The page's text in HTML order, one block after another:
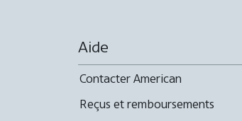
Aide
Contacter American
Reçus et remboursements